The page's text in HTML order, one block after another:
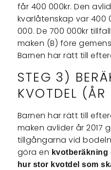
får 400 000kr. Den
kvarlåtenskap var 400
000. De 700 000kr
maken (B) före
Barnen har rätt till
STEG 3)
KVOTDEL (ÅR
Barnen har rätt till
maken avlider år 2017
tillgångarna vid
göra en kvotberäkning
hur stor kvotdel som